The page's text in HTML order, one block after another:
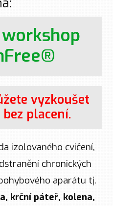
vyzkoušet
placení.
izolovaného cvičení,
chronických
aparátu tj.
krční páteř, kolena,